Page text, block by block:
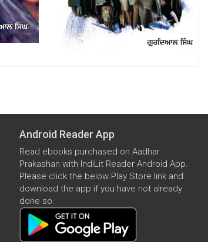
Android Reader App
Read ebooks purchased on Aadhar
Prakashan with IndiLit Reader Android App.
Please click the below Play Store link and
download the app if you have not already
done so.